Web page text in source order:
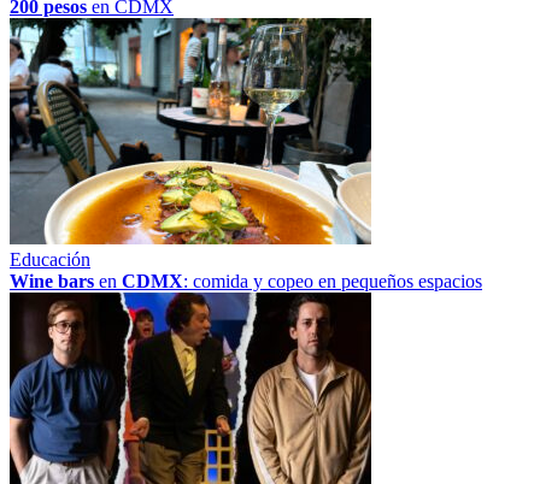
200 pesos en CDMX
Educación
Wine bars en CDMX: comida y copeo en pequeños espacios